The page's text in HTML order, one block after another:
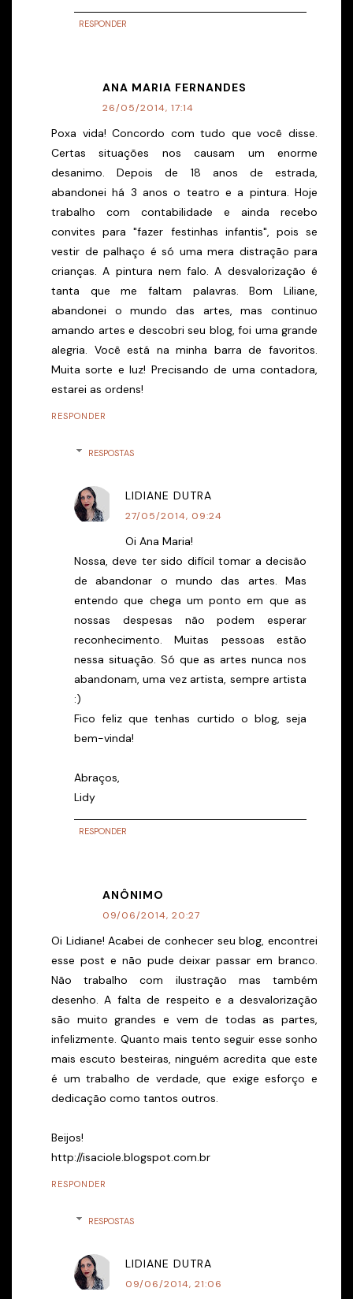
RESPONDER
ANA MARIA FERNANDES
26/05/2014, 17:14
Poxa vida! Concordo com tudo que você disse.
Certas situações nos causam um enorme
desanimo. Depois de 18 anos de estrada,
abandonei há 3 anos o teatro e a pintura. Hoje
trabalho com contabilidade e ainda recebo
convites para "fazer festinhas infantis", pois se
vestir de palhaço é só uma mera distração para
crianças. A pintura nem falo. A desvalorização é
tanta que me faltam palavras. Bom Liliane,
abandonei o mundo das artes, mas continuo
amando artes e descobri seu blog, foi uma grande
alegria. Você está na minha barra de favoritos.
Muita sorte e luz! Precisando de uma contadora,
estarei as ordens!
RESPONDER
RESPOSTAS
LIDIANE DUTRA
27/05/2014, 09:24
Oi Ana Maria!
Nossa, deve ter sido difícil tomar a decisão
de abandonar o mundo das artes. Mas
entendo que chega um ponto em que as
nossas despesas não podem esperar
reconhecimento. Muitas pessoas estão
nessa situação. Só que as artes nunca nos
abandonam, uma vez artista, sempre artista
:)
Fico feliz que tenhas curtido o blog, seja
bem-vinda!
Abraços,
Lidy
RESPONDER
ANÔNIMO
09/06/2014, 20:27
Oi Lidiane! Acabei de conhecer seu blog, encontrei
esse post e não pude deixar passar em branco.
Não trabalho com ilustração mas também
desenho. A falta de respeito e a desvalorização
são muito grandes e vem de todas as partes,
infelizmente. Quanto mais tento seguir esse sonho
mais escuto besteiras, ninguém acredita que este
é um trabalho de verdade, que exige esforço e
dedicação como tantos outros.
Beijos!
http://isaciole.blogspot.com.br
RESPONDER
RESPOSTAS
LIDIANE DUTRA
09/06/2014, 21:06